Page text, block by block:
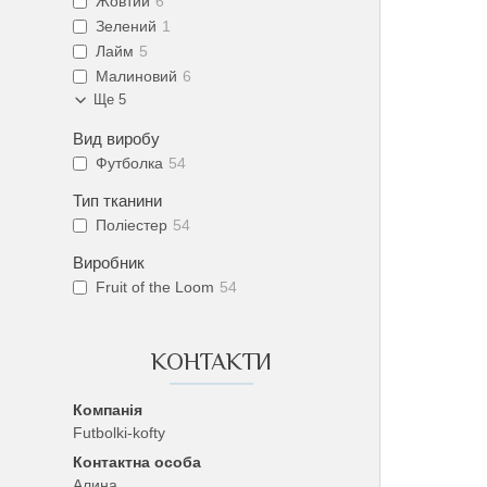
Зелений 1
Лайм 5
Малиновий 6
Ще 5
Вид виробу
Футболка 54
Тип тканини
Поліестер 54
Виробник
Fruit of the Loom 54
КОНТАКТИ
Futbolki-kofty